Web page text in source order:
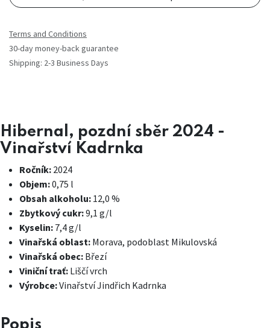
Terms and Conditions
30-day money-back guarantee
Shipping: 2-3 Business Days
Hibernal, pozdní sběr 2024 -
Vinařství Kadrnka
Ročník: 2024
Objem:0,75 l
Obsah alkoholu: 12,0 %
Zbytkový cukr:9,1 g/l
Kyselin: 7,4 g/l
Vinařská oblast: Morava, podoblast Mikulovská
Vinařská obec: Březí
Viniční trať: Liščí vrch
Výrobce:Vinařství Jindřich Kadrnka